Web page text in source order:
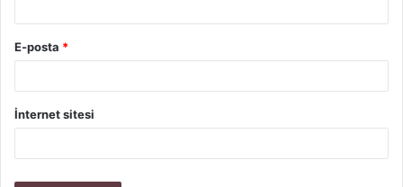
sunması, iş ortamlarının daha üretken, yaratıcı ve dengeli
özelliklerin dikkate alınması, hem işverenler hem de
çalışanlar için avantajlı olabilir.
E-posta *
İnternet sitesi